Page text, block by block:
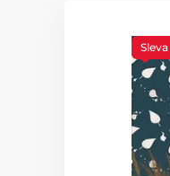
Sleva